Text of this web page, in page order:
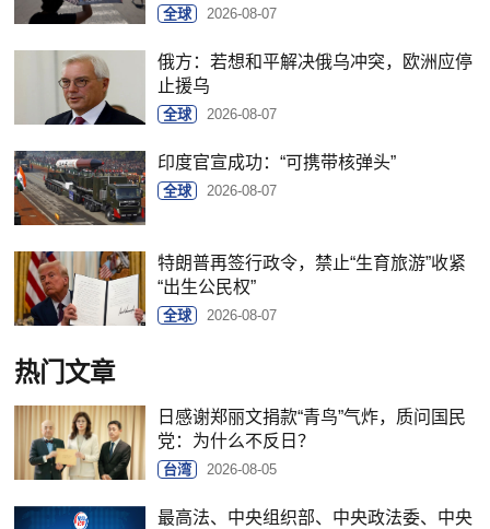
全球 2026-08-07
俄方：若想和平解决俄乌冲突，欧洲应停
止援乌
全球 2026-08-07
印度官宣成功：“可携带核弹头”
全球 2026-08-07
特朗普再签行政令，禁止“生育旅游”收紧
“出生公民权”
全球 2026-08-07
热门文章
日感谢郑丽文捐款“青鸟”气炸，质问国民
党：为什么不反日？
台湾 2026-08-05
最高法、中央组织部、中央政法委、中央